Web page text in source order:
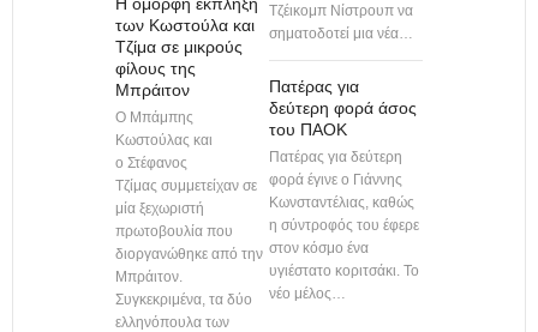
των Κωστούλα και
Τζίμα σε μικρούς
φίλους της
Μπράιτον
Ο Μπάμπης
Κωστούλας και
ο Στέφανος
Τζίμας συμμετείχαν σε
μία ξεχωριστή
πρωτοβουλία που
διοργανώθηκε από την
Μπράιτον.
Συγκεκριμένα, τα δύο
ελληνόπουλα των
Τζέικομπ Νίστρουπ να
σηματοδοτεί μια νέα…
Πατέρας για
δεύτερη φορά άσος
του ΠΑΟΚ
Πατέρας για δεύτερη
φορά έγινε ο Γιάννης
Κωνσταντέλιας, καθώς
η σύντροφός του έφερε
στον κόσμο ένα
υγιέστατο κοριτσάκι. Το
νέο μέλος…